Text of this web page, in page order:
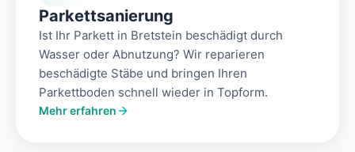
Parkettsanierung
Ist Ihr Parkett in Bretstein beschädigt durch
Wasser oder Abnutzung? Wir reparieren
beschädigte Stäbe und bringen Ihren
Parkettboden schnell wieder in Topform.
Mehr erfahren